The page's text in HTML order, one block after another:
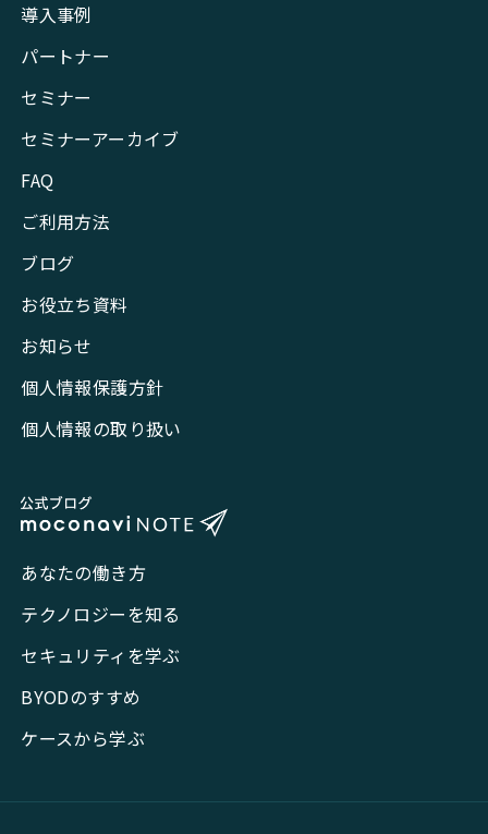
導入事例
パートナー
セミナー
セミナーアーカイブ
FAQ
ご利用方法
ブログ
お役立ち資料
お知らせ
個人情報保護方針
個人情報の取り扱い
あなたの働き方
テクノロジーを知る
セキュリティを学ぶ
BYODのすすめ
ケースから学ぶ